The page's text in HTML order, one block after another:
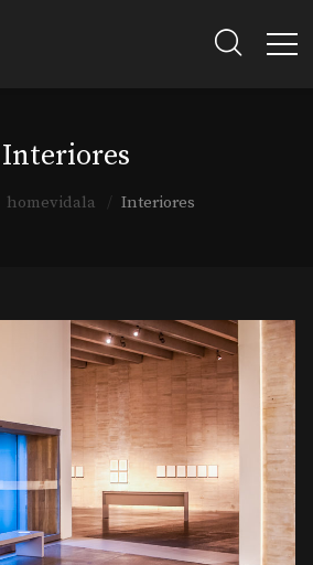
Interiores
homevidala Interiores